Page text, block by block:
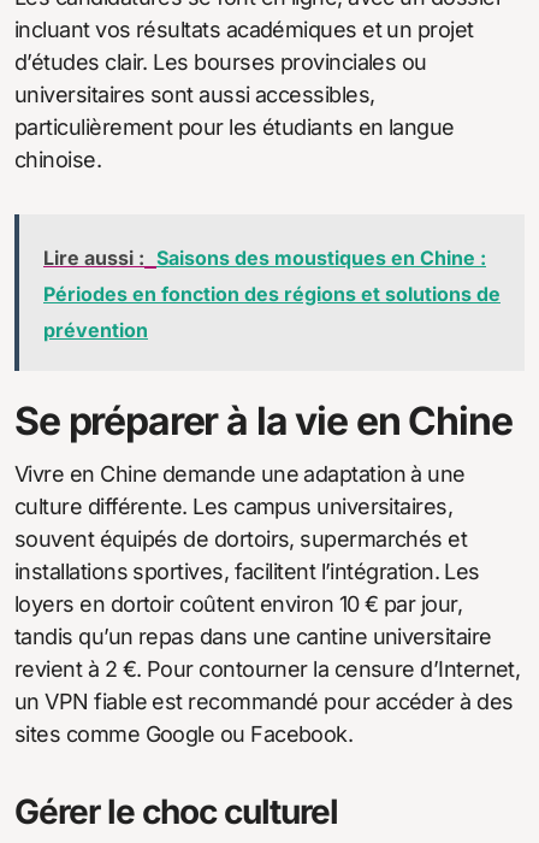
incluant vos résultats académiques et un projet
d’études clair. Les bourses provinciales ou
universitaires sont aussi accessibles,
particulièrement pour les étudiants en langue
chinoise.
Lire aussi : Saisons des moustiques en Chine :
Périodes en fonction des régions et solutions de
prévention
Se préparer à la vie en Chine
Vivre en Chine demande une adaptation à une
culture différente. Les campus universitaires,
souvent équipés de dortoirs, supermarchés et
installations sportives, facilitent l’intégration. Les
loyers en dortoir coûtent environ 10 € par jour,
tandis qu’un repas dans une cantine universitaire
revient à 2 €. Pour contourner la censure d’Internet,
un VPN fiable est recommandé pour accéder à des
sites comme Google ou Facebook.
Gérer le choc culturel